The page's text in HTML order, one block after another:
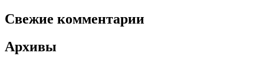
Свежие комментарии
Архивы